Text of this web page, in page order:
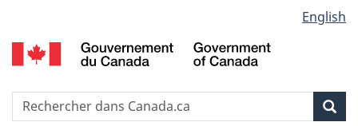
au
contenu
propos
de
la
HTML
simplifiée
selection
English
Recherche